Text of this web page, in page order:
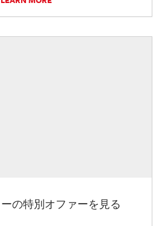
の特別オファーを見る